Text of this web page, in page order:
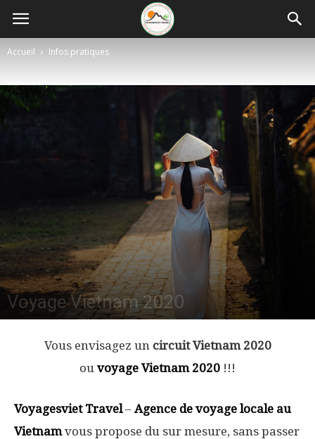
Accueil Infos pratiques
Voyage Vietnam 2020
Vous envisagez un circuit Vietnam 2020
ou voyage Vietnam 2020 !!!
Voyagesviet Travel– Agence de voyage locale au
Vietnamvous propose du sur mesure, sans passer